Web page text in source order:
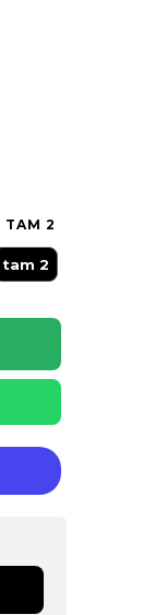
TAM 2
tam 2